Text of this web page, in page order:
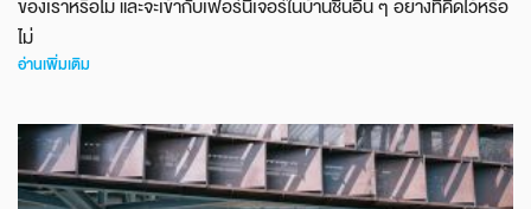
ของเราหรือไม่ และจะเข้ากับเฟอร์นิเจอร์ในบ้านชิ้นอื่น ๆ อย่างที่คิดไว้หรือ
ไม่
อ่านเพิ่มเติม